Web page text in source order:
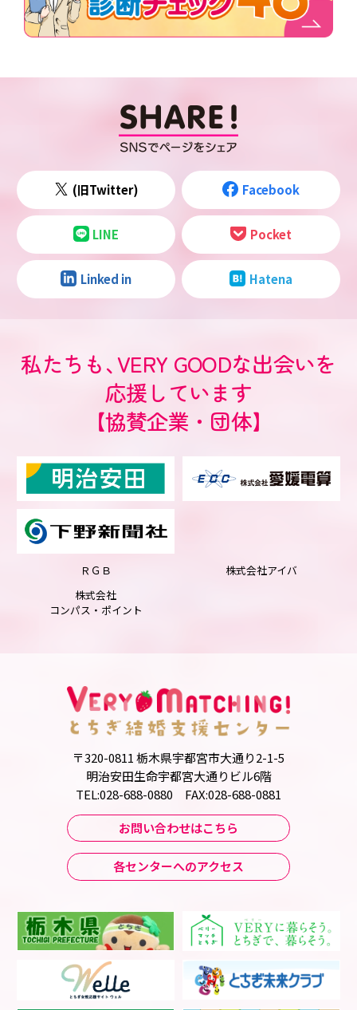
(旧Twitter) Facebook
LINE Pocket
Linked in Hatena
私たちも、VERY GOODな出会いを
応援しています
【協賛企業・団体】
ＲＧＢ
株式会社アイバ
株式会社
コンパス・ポイント
〒320-0811 栃木県宇都宮市大通り2-1-5
明治安田生命宇都宮大通りビル6階
TEL:028-688-0880 FAX:028-688-0881
お問い合わせはこちら
各センターへのアクセス